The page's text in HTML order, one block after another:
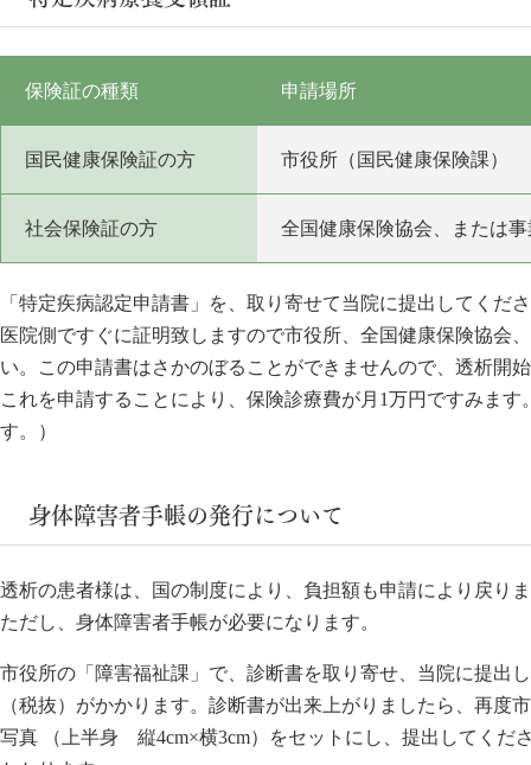
保険証の種類 申請場所
国民健康保険証の方 市役所（国民健康保険課）
社会保険証の方 全国健康保険協会、または
「特定疾病認定申請書」を、取り寄せて当院に提出してくだ
医院側ですぐに証明致しますので市役所、全国健康保険協会
い。この申請書はさかのぼることができませんので、透析開
これを申請することにより、保険診療費が月1万円ですみま
す。）
身体障害者手帳の発行について
透析の患者様は、国の制度により、負担額も申請により戻り
ただし、身体障害者手帳が必要になります。
市役所の「障害福祉課」で、診断書を取り寄せ、当院に提出
（税抜）がかかります。診断書が出来上がりましたら、再度
写真 （上半身 縦4cm×横3cm）をセットにし、提出してくだ